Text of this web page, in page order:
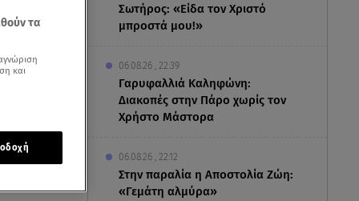
Σωτήρος: «Είδα τον Χριστό
μπροστά μου!»
06.08.26 , 22:39
Γαρυφαλλιά Καληφώνη:
Διακοπές στην Πάρο χωρίς τον
Χρήστο Μάστορα
06.08.26 , 22:12
Στην παραλία η Αποστολία Ζώη:
«Γεμάτη αλμύρα»
τα
και